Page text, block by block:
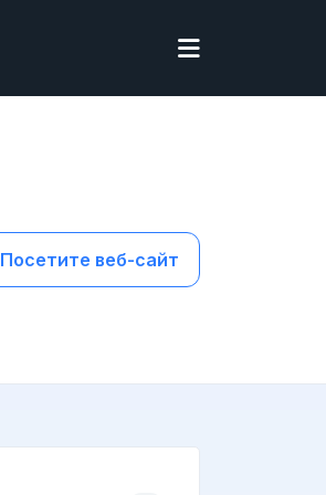
Посетите веб-сайт